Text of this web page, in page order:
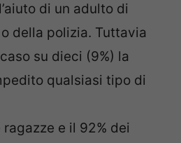
di un adulto di
della polizia. Tuttavia
su dieci (9%) la
qualsiasi tipo di
e il 92% dei